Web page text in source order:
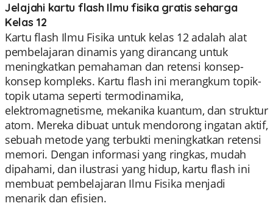
Jelajahi kartu flash Ilmu fisika gratis seharga
Kelas 12
Kartu flash Ilmu Fisika untuk kelas 12 adalah alat
pembelajaran dinamis yang dirancang untuk
meningkatkan pemahaman dan retensi konsep-
konsep kompleks. Kartu flash ini merangkum topik-
topik utama seperti termodinamika,
elektromagnetisme, mekanika kuantum, dan struktur
atom. Mereka dibuat untuk mendorong ingatan aktif,
sebuah metode yang terbukti meningkatkan retensi
memori. Dengan informasi yang ringkas, mudah
dipahami, dan ilustrasi yang hidup, kartu flash ini
membuat pembelajaran Ilmu Fisika menjadi
menarik dan efisien.